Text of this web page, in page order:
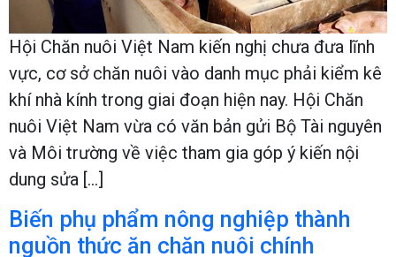
Hội Chăn nuôi Việt Nam kiến nghị chưa đưa lĩnh
vực, cơ sở chăn nuôi vào danh mục phải kiểm kê
khí nhà kính trong giai đoạn hiện nay. Hội Chăn
nuôi Việt Nam vừa có văn bản gửi Bộ Tài nguyên
và Môi trường về việc tham gia góp ý kiến nội
dung sửa […]
Biến phụ phẩm nông nghiệp thành
nguồn thức ăn chăn nuôi chính